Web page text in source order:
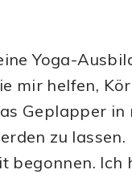
Yoga-
mir helfen,
Geplapper in
zu
Ich